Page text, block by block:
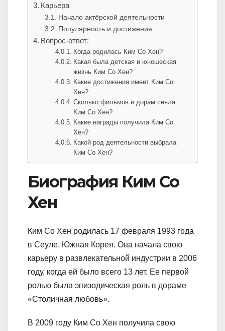
Карьера
Начало актёрской деятельности
Популярность и достижения
Вопрос-ответ:
Когда родилась Ким Со Хен?
Какая была детская и юношеская
жизнь Ким Со Хен?
Какие достижения имеет Ким Со
Хен?
Сколько фильмов и дорам сняла
Ким Со Хен?
Какие награды получила Ким Со
Хен?
Какой род деятельности выбрала
Ким Со Хен?
Биография Ким Со
Хен
Ким Со Хен родилась 17 февраля 1993 года
в Сеуле, Южная Корея. Она начала свою
карьеру в развлекательной индустрии в 2006
году, когда ей было всего 13 лет. Ее первой
ролью была эпизодическая роль в дораме
«Столичная любовь».
В 2009 году Ким Со Хен получила свою